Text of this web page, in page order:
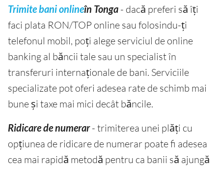
Trimite bani onlineîn Tonga - dacă preferi să îți
faci plata RON/TOP online sau folosindu-ți
telefonul mobil, poți alege serviciul de online
banking al băncii tale sau un specialist în
transferuri internaționale de bani. Serviciile
specializate pot oferi adesea rate de schimb mai
bune și taxe mai mici decât băncile.
Ridicare de numerar- trimiterea unei plăți cu
opțiunea de ridicare de numerar poate fi adesea
cea mai rapidă metodă pentru ca banii să ajungă